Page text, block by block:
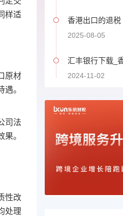
样适
原材
。
司法
。
性改
处理
香港出口的退税
2025-08-05
汇丰银行下载_
2024-11-02